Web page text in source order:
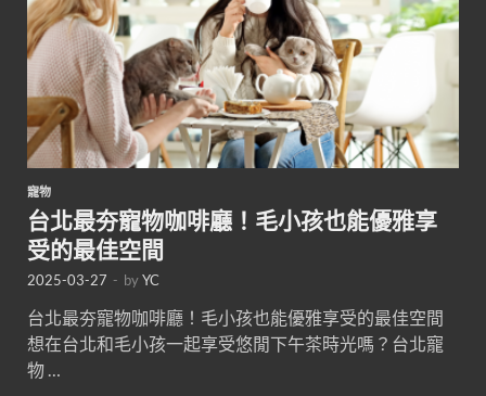
寵物
台北最夯寵物咖啡廳！毛小孩也能優雅享
受的最佳空間
2025-03-27 - byYC
台北最夯寵物咖啡廳！毛小孩也能優雅享受的最佳空間
想在台北和毛小孩一起享受悠閒下午茶時光嗎？台北寵
物 …